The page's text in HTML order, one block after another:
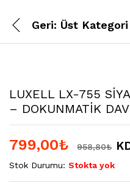
Geri: Üst Kategori
LUXELL LX-755
– DOKUNMATİK
799,00₺ 958,80₺
Stok Durumu: Stokta yok